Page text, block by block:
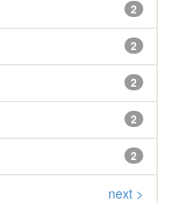
2
2
2
2
2
next >